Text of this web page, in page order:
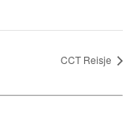
CCT Reisje